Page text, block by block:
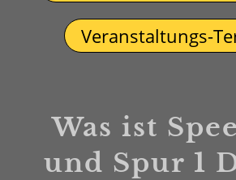
Veranstaltungs-
Was ist
und Spur 1